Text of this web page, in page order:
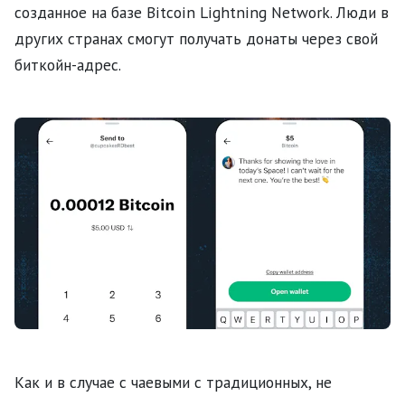
созданное на базе Bitcoin Lightning Network. Люди в
других странах смогут получать донаты через свой
биткойн-адрес.
Как и в случае с чаевыми с традиционных, не